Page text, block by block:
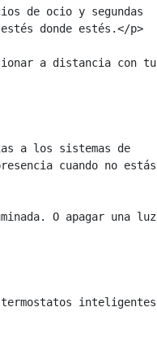
de ocio y segundas
donde estés.</p>
a distancia con tu
a los sistemas de
cuando no estás
O apagar una luz
inteligentes